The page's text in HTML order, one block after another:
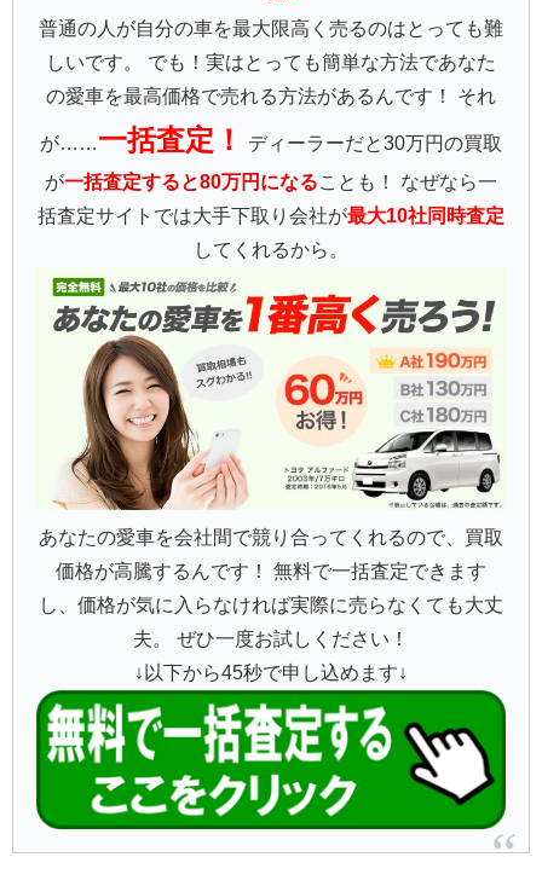
普通の人が自分の車を最大限高く売るのはとっても難
しいです。 でも！実はとっても簡単な方法であなた
の愛車を最高価格で売れる方法があるんです！ それ
が……一括査定！
ディーラーだと30万円の買取
が一括査定すると80万円になることも！ なぜなら一
括査定サイトでは大手下取り会社が最大10社同時査定
してくれるから。
あなたの愛車を会社間で競り合ってくれるので、買取
価格が高騰するんです！ 無料で一括査定できます
し、価格が気に入らなければ実際に売らなくても大丈
夫。 ぜひ一度お試しください！
↓以下から45秒で申し込めます↓